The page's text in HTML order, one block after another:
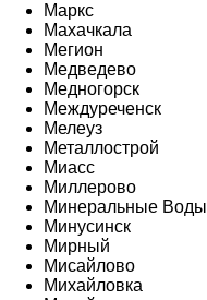
Маркс
Махачкала
Мегион
Медведево
Медногорск
Междуреченск
Мелеуз
Металлострой
Миасс
Миллерово
Минеральные Воды
Минусинск
Мирный
Мисайлово
Михайловка